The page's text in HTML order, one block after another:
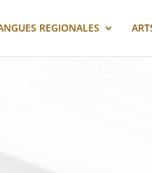
REGIONALES